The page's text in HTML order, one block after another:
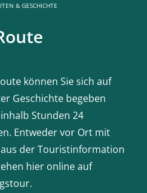
& GESCHICHTE
können Sie sich auf
Geschichte begeben
Stunden 24
Entweder vor Ort mit
der Touristinformation
hier online auf